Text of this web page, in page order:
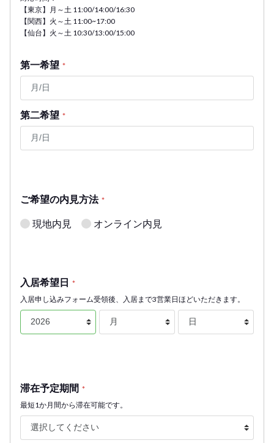
【東京】月～土 11:00/14:00/16:30
【関西】火～土 11:00~17:00
【仙台】火～土 10:30/13:00/15:00
第一希望 *
第二希望 *
ご希望の内見方法 *
現地内見 オンライン内見
入居希望日 *
入居申し込みフォーム受領後、入居まで3営業日ほどいただきます。
滞在予定期間 *
最短1か月間から滞在可能です。